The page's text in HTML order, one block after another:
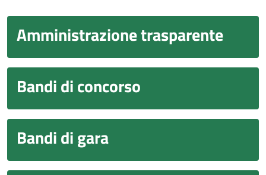
Amministrazione trasparente
Bandi di concorso
Bandi di gara